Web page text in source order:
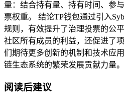
量：结合持有量、持有时间、参
票权重。 结论TP钱包通过引入
规则，有效提升了治理投票的公
社区所有成员的利益，还促进了
们期待更多创新的机制和技术应
链生态系统的繁荣发展贡献力量。
阅读后建议